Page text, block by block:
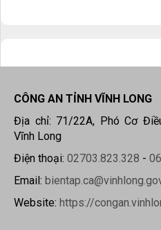
CÔNG AN TỈNH VĨNH LONG
Địa chỉ: 71/22A, Phó Cơ
Vĩnh Long
Điện thoại: 02703.823.328 -
Email:
Website: https://